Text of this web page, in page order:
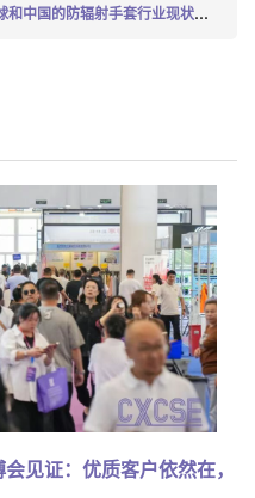
的防辐射手套行业现状与未来展望
见证：优质客户依然在，